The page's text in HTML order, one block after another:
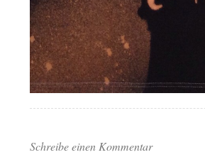
Schreibe einen Kommentar